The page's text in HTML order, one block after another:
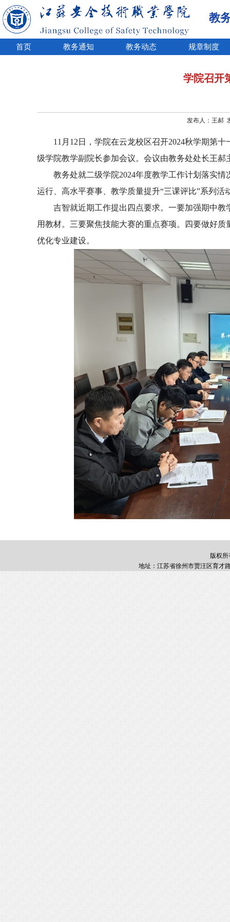
教
首页 教务通知 教务动态 规章制度
学院召开
发布人：王郝
11月12日，学院在云龙校区召开2024秋学期第十
级学院教学副院长参加会议。会议由教务处处长王郝
教务处就二级学院2024年度教学工作计划落实
运行、高水平赛事、 教学质量提升“三课评比”系列活
吉智就近期工作提出四点要求。一要加强期中
用教材。三要聚焦技能大赛的重点赛项。四要做好
优化专业建设。
版权
地址：江苏省徐州市贾汪区育才